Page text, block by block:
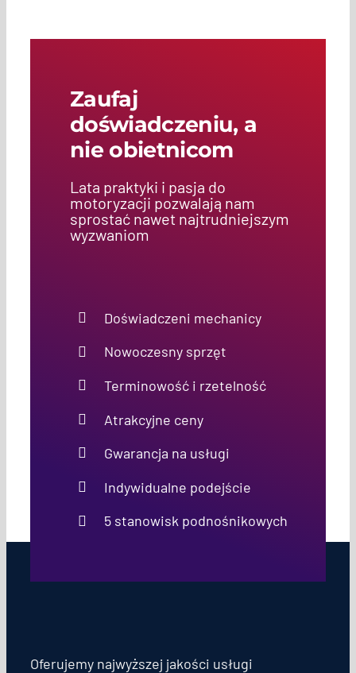
Zaufaj
doświadczeniu, a
nie obietnicom
Lata praktyki i pasja do
motoryzacji pozwalają nam
sprostać nawet najtrudniejszym
wyzwaniom
Doświadczeni mechanicy
Nowoczesny sprzęt
Terminowość i rzetelność
Atrakcyjne ceny
Gwarancja na usługi
Indywidualne podejście
5 stanowisk podnośnikowych
Oferujemy najwyższej jakości usługi